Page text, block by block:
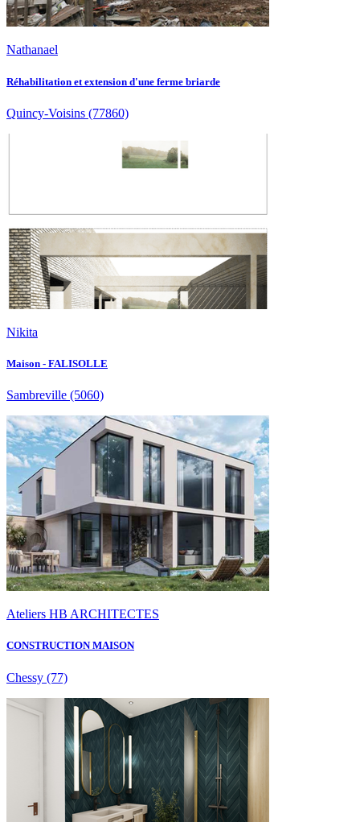
Nathanael
Réhabilitation et extension d'une ferme briarde
Quincy-Voisins (77860)
Nikita
Maison - FALISOLLE
Sambreville (5060)
Ateliers HB ARCHITECTES
CONSTRUCTION MAISON
Chessy (77)